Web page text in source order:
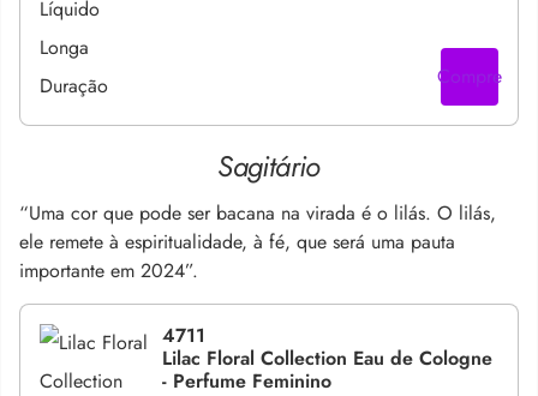
Compre
Sagitário
“Uma cor que pode ser bacana na virada é o lilás. O lilás,
ele remete à espiritualidade, à fé, que será uma pauta
importante em 2024”.
4711
Lilac Floral Collection Eau de Cologne
- Perfume Feminino